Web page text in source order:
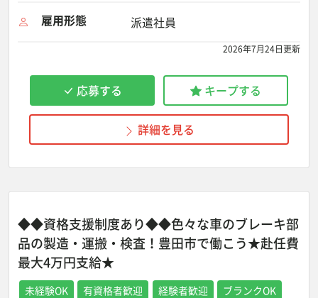
雇用形態
派遣社員
2026年7月24日更新
応募する キープする
詳細を見る
◆◆資格支援制度あり◆◆色々な車のブレーキ部
品の製造・運搬・検査！豊田市で働こう★赴任費
最大4万円支給★
未経験OK 有資格者歓迎 経験者歓迎 ブランクOK